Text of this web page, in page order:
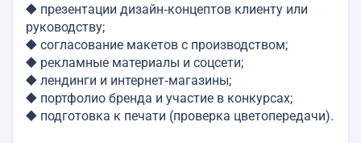
⯁ презентации дизайн‑концептов клиенту или
руководству;
⯁ согласование макетов с производством;
⯁ рекламные материалы и соцсети;
⯁ лендинги и интернет‑магазины;
⯁ портфолио бренда и участие в конкурсах;
⯁ подготовка к печати (проверка цветопередачи).